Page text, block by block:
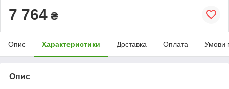
7 764 ₴
Опис Характеристики Доставка Оплата Умови
Опис